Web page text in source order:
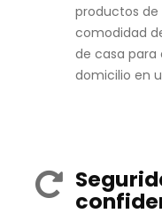
productos
comodidad
de casa para
domicilio en